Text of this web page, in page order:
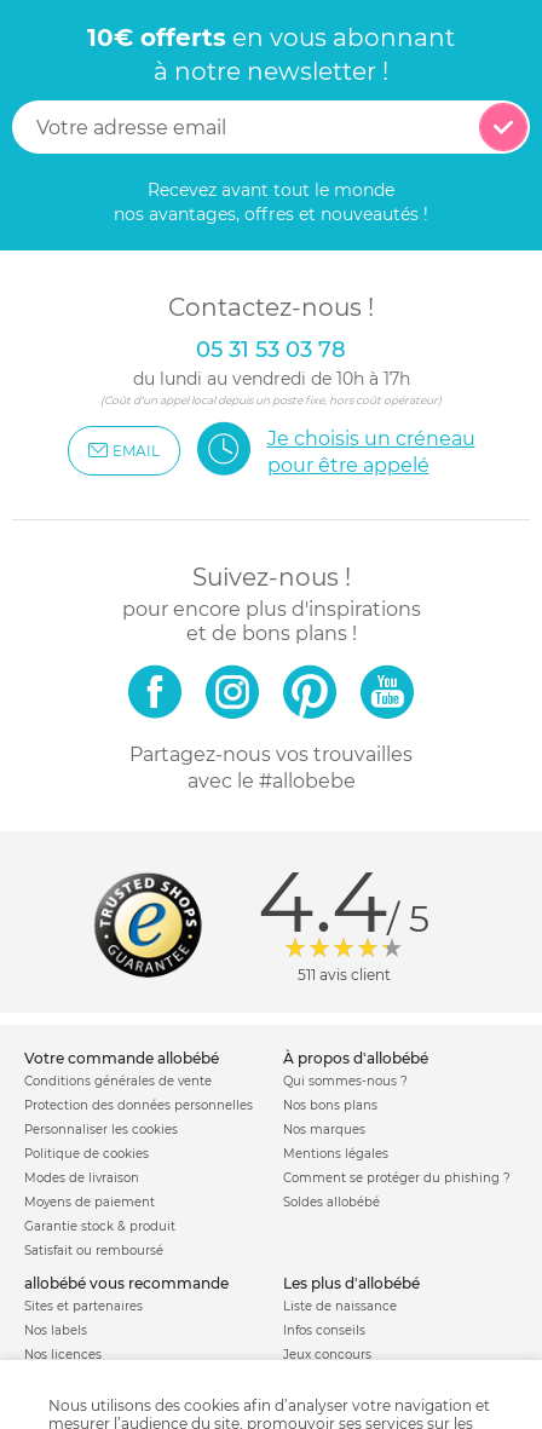
10€ offerts en vous abonnant
à notre newsletter !
Recevez avant tout le monde
nos avantages, offres et nouveautés !
Contactez-nous !
05 31 53 03 78
du lundi au vendredi de 10h à 17h
(Coût d'un appel local depuis un poste fixe, hors coût opérateur)
EMAIL
Je choisis un créneau
pour être appelé
Suivez-nous !
pour encore plus d'inspirations
et de bons plans !
Partagez-nous vos trouvailles
avec le #allobebe
4.4/ 5
511 avis client
votre commande allobébé
Conditions générales de vente
Protection des données personnelles
Personnaliser les cookies
Politique de cookies
Modes de livraison
Moyens de paiement
Garantie stock & produit
Satisfait ou remboursé
à propos d'allobébé
Qui sommes-nous ?
Nos bons plans
Nos marques
Mentions légales
Comment se protéger du phishing ?
Soldes allobébé
allobébé vous recommande
Sites et partenaires
Nos labels
Nos licences
les plus d'allobébé
Liste de naissance
Infos conseils
Jeux concours
Parrainage
Nous utilisons des cookies afin d’analyser votre navigation et
mesurer l’audience du site, promouvoir ses services sur les